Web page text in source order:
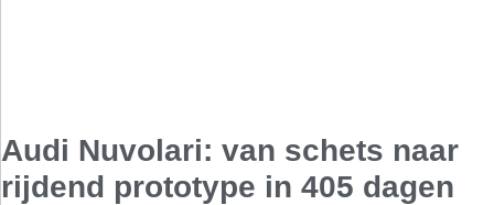
Audi Nuvolari: van schets naar
rijdend prototype in 405 dagen